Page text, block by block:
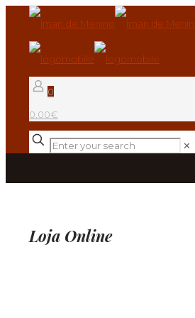
0
0.00€
✕
Loja Online